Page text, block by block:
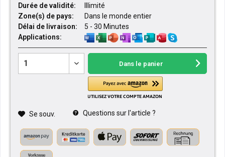
Durée de validité:
Illimité
Zone(s) de pays:
Dans le monde entier
Délai de livraison:
5 - 30 Minutes
Applications:
Dans le panier
Se souv. Questions sur l'article ?